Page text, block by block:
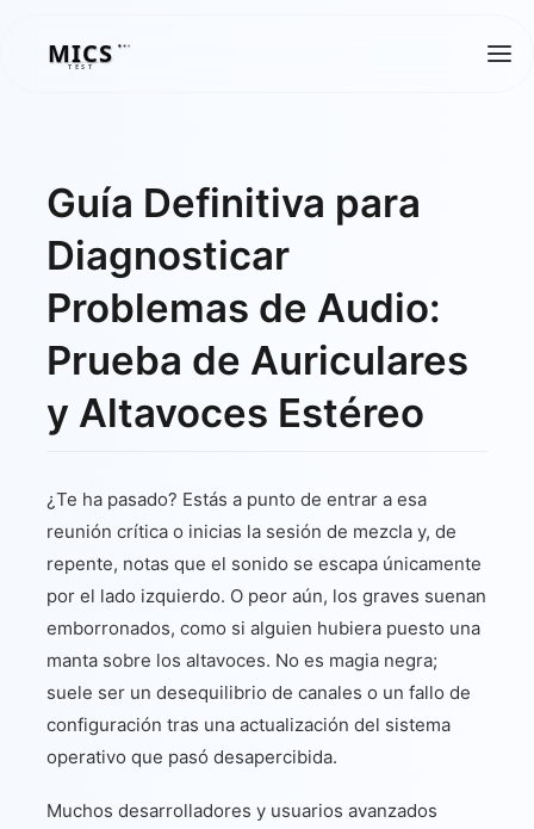
MICS
MICS
TEST
Guía Definitiva para
Diagnosticar
Problemas de Audio:
Prueba de Auriculares
y Altavoces Estéreo
¿Te ha pasado? Estás a punto de entrar a esa
reunión crítica o inicias la sesión de mezcla y, de
repente, notas que el sonido se escapa únicamente
por el lado izquierdo. O peor aún, los graves suenan
emborronados, como si alguien hubiera puesto una
manta sobre los altavoces. No es magia negra;
suele ser un desequilibrio de canales o un fallo de
configuración tras una actualización del sistema
operativo que pasó desapercibida.
Muchos desarrolladores y usuarios avanzados